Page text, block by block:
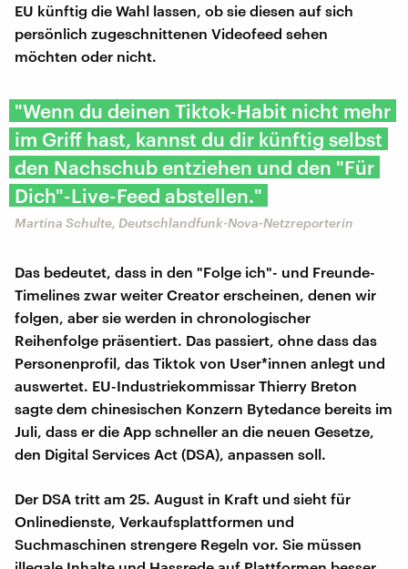
EU künftig die Wahl lassen, ob sie diesen auf sich
persönlich zugeschnittenen Videofeed sehen
möchten oder nicht.
"Wenn du deinen Tiktok-Habit nicht mehr
im Griff hast, kannst du dir künftig selbst
den Nachschub entziehen und den "Für
Dich"-Live-Feed abstellen."
Martina Schulte, Deutschlandfunk-Nova-Netzreporterin
Das bedeutet, dass in den "Folge ich"- und Freunde-
Timelines zwar weiter Creator erscheinen, denen wir
folgen, aber sie werden in chronologischer
Reihenfolge präsentiert. Das passiert, ohne dass das
Personenprofil, das Tiktok von User*innen anlegt und
auswertet. EU-Industriekommissar Thierry Breton
sagte dem chinesischen Konzern Bytedance bereits im
Juli, dass er die App schneller an die neuen Gesetze,
den Digital Services Act (DSA), anpassen soll.
Der DSA tritt am 25. August in Kraft und sieht für
Onlinedienste, Verkaufsplattformen und
Suchmaschinen strengere Regeln vor. Sie müssen